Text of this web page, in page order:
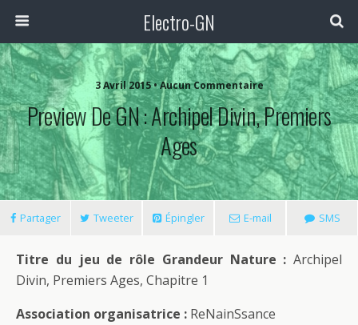
Electro-GN
3 Avril 2015 • Aucun Commentaire
Preview De GN : Archipel Divin, Premiers
Ages
Partager Tweeter Épingler E-mail SMS
Titre du jeu de rôle Grandeur Nature : Archipel
Divin, Premiers Ages, Chapitre 1
Association organisatrice : ReNainSsance